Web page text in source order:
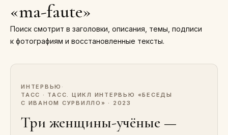
«ma-faute»
Поиск смотрит в заголовки, описания, темы, подписи
к фотографиям и восстановленные тексты.
ИНТЕРВЬЮ ·
ТАСС · ТАСС. ЦИКЛ ИНТЕРВЬЮ «БЕСЕДЫ
С ИВАНОМ СУРВИЛЛО» · 2023
Три женщины-учёные —